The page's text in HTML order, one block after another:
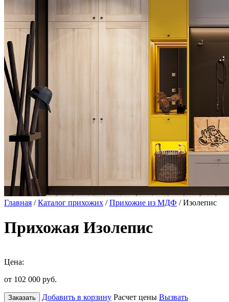
Главная /Каталог прихожих /Прихожие из МДФ / Изолепис
Прихожая Изолепис
Цена:
от 102 000 руб.
Заказать Добавить в корзину Расчет цены Вызвать